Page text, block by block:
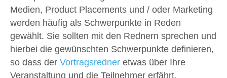
Medien, Product Placements und / oder Marketing
werden häufig als Schwerpunkte in Reden
gewählt. Sie sollten mit den Rednern sprechen und
hierbei die gewünschten Schwerpunkte definieren,
so dass der Vortragsredner etwas über Ihre
Veranstaltung und die Teilnehmer erfährt.